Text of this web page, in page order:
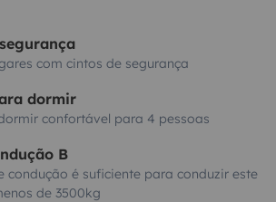
com cintos de segurança
dormir
confortável para 4 pessoas
B
condução é suficiente para conduzir este
de 3500kg